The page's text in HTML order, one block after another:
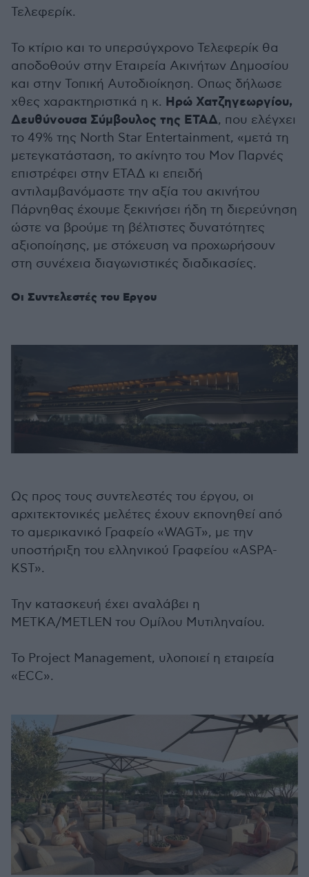
Τελεφερίκ.
Το κτίριο και το υπερσύγχρονο Τελεφερίκ θα
αποδοθούν στην Εταιρεία Ακινήτων Δημοσίου
και στην Τοπική Αυτοδιοίκηση. Οπως δήλωσε
χθες χαρακτηριστικά η κ. Ηρώ Χατζηγεωργίου,
Δευθύνουσα Σύμβουλος της ΕΤΑΔ, που ελέγχει
το 49% της North Star Entertainment, «μετά τη
μετεγκατάσταση, το ακίνητο του Μον Παρνές
επιστρέφει στην ΕΤΑΔ κι επειδή
αντιλαμβανόμαστε την αξία του ακινήτου
Πάρνηθας έχουμε ξεκινήσει ήδη τη διερεύνηση
ώστε να βρούμε τη βέλτιστες δυνατότητες
αξιοποίησης, με στόχευση να προχωρήσουν
στη συνέχεια διαγωνιστικές διαδικασίες.
Οι Συντελεστές του Εργου
Ως προς τους συντελεστές του έργου, οι
αρχιτεκτονικές μελέτες έχουν εκπονηθεί από
το αμερικανικό Γραφείο «WAGT», με την
υποστήριξη του ελληνικού Γραφείου «ASPA-
KST».
Την κατασκευή έχει αναλάβει η
ΜΕΤΚΑ/METLEN του Ομίλου Μυτιληναίου.
Το Project Management, υλοποιεί η εταιρεία
«ECC».